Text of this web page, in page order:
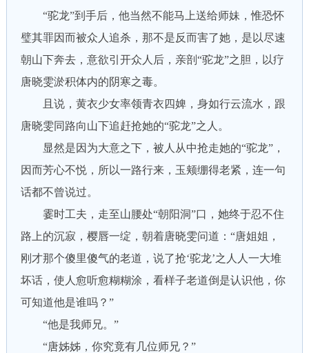
“驼龙”到手后，他当然不能马上送给师妹，惟恐怀
璧其罪因而被众人追杀，那不是反而害了她，是以尽速
朝山下奔去，意欲引开众人后，亲剖“驼龙”之胆，以疗
唐晓雯淤积体内的阴寒之毒。
且说，黄衣少女率领青衣四婢，身如行云流水，跟
唐晓雯同路向山下追赶抢她的“驼龙”之人。
显然是因为大意之下，被人从中抢走她的“驼龙”，
因而芳心不悦，所以一路行来，玉颊绷得老紧，连一句
话都不曾说过。
霎时工夫，走至山腰处“朝阳洞”口，她终于忍不住
路上的沉寂，樱唇一绽，朝着唐晓雯问道：“唐姐姐，
刚才那个傻里傻气的老道，说了抢‘驼龙’之人人一大堆
坏话，使人愈听愈糊糊涂，看样子老道倒是认识他，你
可知道他是谁吗？”
“他是我师兄。”
“唐姊姊，你究竟有几位师兄？”